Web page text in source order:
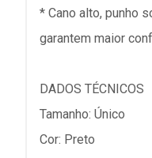
* Cano alto, punho
garantem maior
DADOS TÉCNICOS
Tamanho: Único
Cor: Preto